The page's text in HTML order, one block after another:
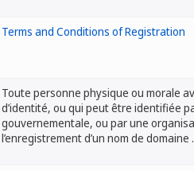
Terms and Conditions of Registration
Toute personne physique ou morale
d’identité, ou qui peut être identifiée
gouvernementale, ou par une
l’enregistrement d’un nom de domaine